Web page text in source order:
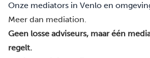
Onze mediators in Venlo en
Meer dan mediation.
Geen losse adviseurs, maar één
regelt.